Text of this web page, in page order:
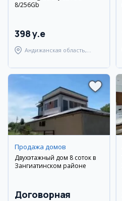
8/256Gb
398 y.e
Андижанская область,
Продажа домов
Двухэтажный дом 8 соток в
Зангиатинском районе
Договорная